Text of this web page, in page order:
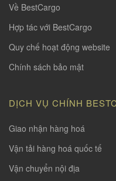
Về BestCargo
Hợp tác với BestCargo
Quy chế hoạt động website
Chính sách bảo mật
DỊCH VỤ CHÍNH
Giao nhận hàng hoá
Vận tải hàng hoá quốc tế
Vận chuyển nội địa